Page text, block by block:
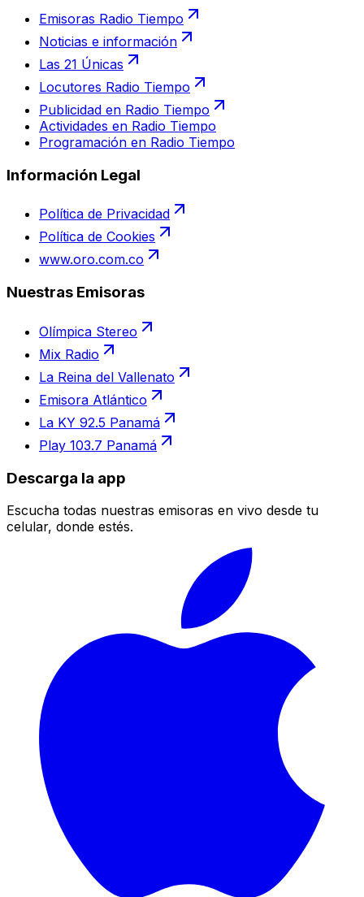
Emisoras Radio Tiempo
Noticias e información
Las 21 Únicas
Locutores Radio Tiempo
Publicidad en Radio Tiempo
Actividades en Radio Tiempo
Programación en Radio Tiempo
Información Legal
Política de Privacidad
Política de Cookies
www.oro.com.co
Nuestras Emisoras
Olímpica Stereo
Mix Radio
La Reina del Vallenato
Emisora Atlántico
La KY 92.5 Panamá
Play 103.7 Panamá
Descarga la app
Escucha todas nuestras emisoras en vivo desde tu
celular, donde estés.